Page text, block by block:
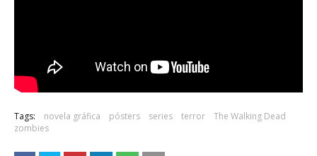
Tags: novela gráfica pósters series terror
The Walking Dead
zombies